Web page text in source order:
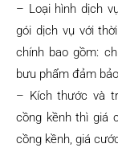
– Loại hình dịch
gói dịch vụ với
chính bao gồm:
bưu phẩm đảm
– Kích thước và
cồng kềnh thì giá
cồng kềnh, giá